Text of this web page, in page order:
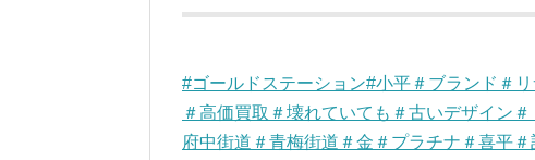
#ゴールドステーション#小平＃ブランド＃
＃高価買取＃壊れていても＃古いデザイン
府中街道＃青梅街道＃金＃プラチナ＃喜平